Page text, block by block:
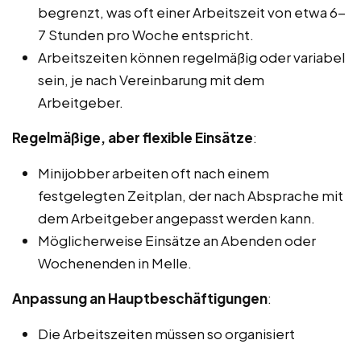
begrenzt, was oft einer Arbeitszeit von etwa 6-
7 Stunden pro Woche entspricht.
Arbeitszeiten können regelmäßig oder variabel
sein, je nach Vereinbarung mit dem
Arbeitgeber.
Regelmäßige, aber flexible Einsätze:
Minijobber arbeiten oft nach einem
festgelegten Zeitplan, der nach Absprache mit
dem Arbeitgeber angepasst werden kann.
Möglicherweise Einsätze an Abenden oder
Wochenenden in Melle.
Anpassung an Hauptbeschäftigungen:
Die Arbeitszeiten müssen so organisiert